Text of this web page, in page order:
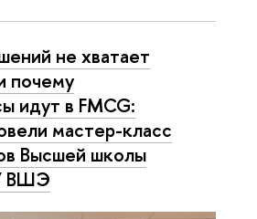
не хватает
почему
идут в FMCG:
мастер-класс
Высшей школы
ВШЭ